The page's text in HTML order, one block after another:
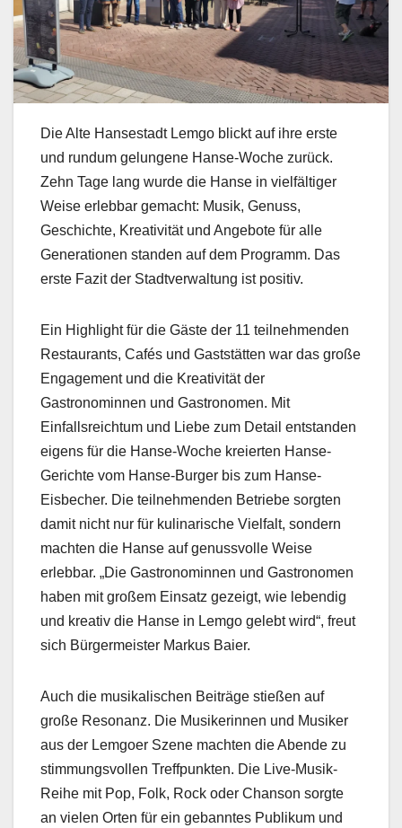
Die Alte Hansestadt Lemgo blickt auf ihre erste
und rundum gelungene Hanse-Woche zurück.
Zehn Tage lang wurde die Hanse in vielfältiger
Weise erlebbar gemacht: Musik, Genuss,
Geschichte, Kreativität und Angebote für alle
Generationen standen auf dem Programm. Das
erste Fazit der Stadtverwaltung ist positiv.
Ein Highlight für die Gäste der 11 teilnehmenden
Restaurants, Cafés und Gaststätten war das große
Engagement und die Kreativität der
Gastronominnen und Gastronomen. Mit
Einfallsreichtum und Liebe zum Detail entstanden
eigens für die Hanse-Woche kreierten Hanse-
Gerichte vom Hanse-Burger bis zum Hanse-
Eisbecher. Die teilnehmenden Betriebe sorgten
damit nicht nur für kulinarische Vielfalt, sondern
machten die Hanse auf genussvolle Weise
erlebbar. „Die Gastronominnen und Gastronomen
haben mit großem Einsatz gezeigt, wie lebendig
und kreativ die Hanse in Lemgo gelebt wird“, freut
sich Bürgermeister Markus Baier.
Auch die musikalischen Beiträge stießen auf
große Resonanz. Die Musikerinnen und Musiker
aus der Lemgoer Szene machten die Abende zu
stimmungsvollen Treffpunkten. Die Live-Musik-
Reihe mit Pop, Folk, Rock oder Chanson sorgte
an vielen Orten für ein gebanntes Publikum und